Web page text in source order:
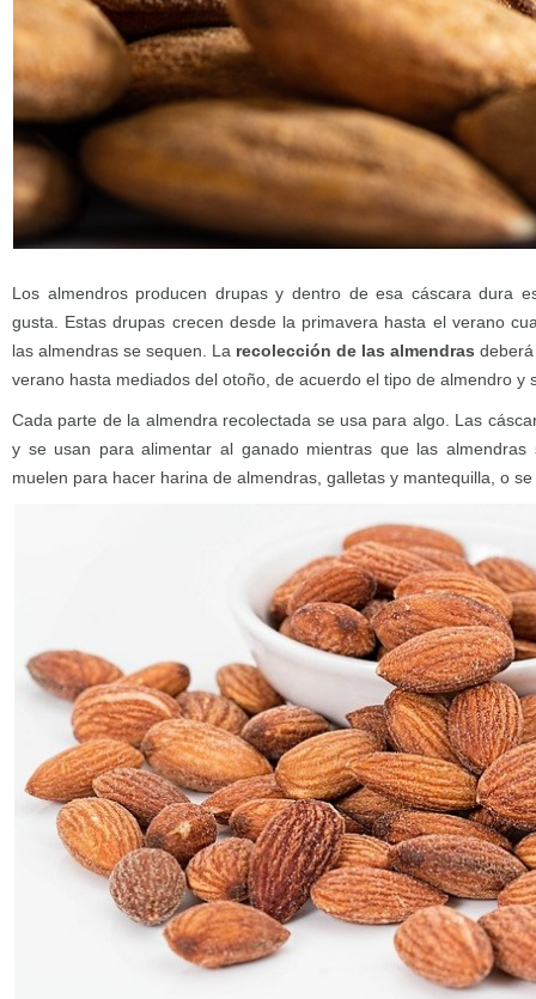
Los almendros producen drupas y dentro de esa cáscara dura
gusta. Estas drupas crecen desde la primavera hasta el verano
las almendras se sequen. La recolección de las almendras
verano hasta mediados del otoño, de acuerdo el tipo de almendro y
Cada parte de la almendra recolectada se usa para algo. Las
y se usan para alimentar al ganado mientras que las almendras
muelen para hacer harina de almendras, galletas y mantequilla, o